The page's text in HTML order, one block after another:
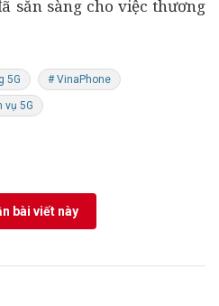
sẵn sàng cho việc thương
5G # VinaPhone
vụ 5G
bài viết này